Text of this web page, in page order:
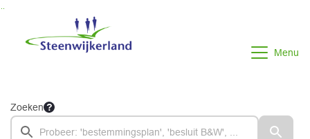
Ga naar de inhoud van deze pagina
Menu
Zoeken